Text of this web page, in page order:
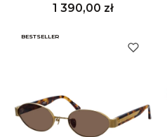
Cena
1 390,00 zł
BESTSELLER